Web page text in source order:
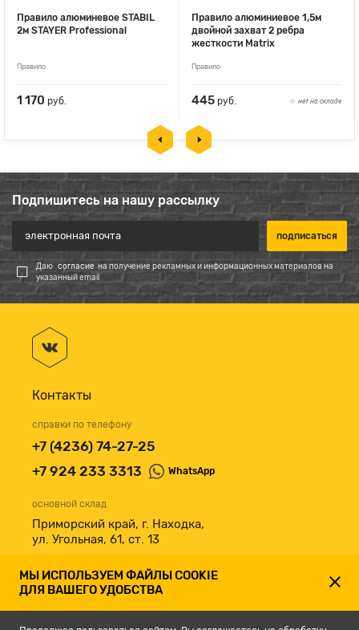
Правило алюминевое STABIL
2м STAYER Professional
Правило
1 170 руб.
Правило алюминиевое 1,5м
двойной захват 2 ребра
жесткости Matrix
Правило
445 руб. нет на складе
Подпишитесь на нашу рассылку
Даю согласие на получение рекламных и информационных материалов на
указанный email
Контакты
справки по телефону
+7 (4236) 74-27-25
+7 924 233 3313
WhatsApp
основной склад
Приморский край, г. Находка,
ул. Угольная, 61, ст. 13
принимаем к оплате
МЫ ИСПОЛЬЗУЕМ ФАЙЛЫ COOKIE
ДЛЯ ВАШЕГО УДОБСТВА